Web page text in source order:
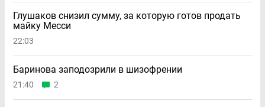
Глушаков снизил сумму, за которую готов продать
майку Месси
22:03
Баринова заподозрили в шизофрении
21:40 2